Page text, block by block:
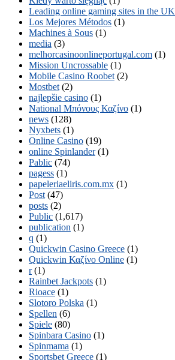
Leading online gaming sites in the UK
Los Mejores Métodos (1)
Machines à Sous (1)
media (3)
melhorcasinoonlineportugal.com (1)
Mission Uncrossable (1)
Mobile Casino Roobet (2)
Mostbet (2)
najlepšie casino (1)
National Μπόνους Καζίνο (1)
news (128)
Nyxbets (1)
Online Casino (19)
online Spinlander (1)
Pablic (74)
pagess (1)
papeleriaeliris.com.mx (1)
Post (47)
posts (2)
Public (1,617)
publication (1)
q (1)
Quickwin Casino Greece (1)
Quickwin Καζίνο Online (1)
r (1)
Rainbet Jackpots (1)
Rioace (1)
Slotoro Polska (1)
Spellen (6)
Spiele (80)
Spinbara Casino (1)
Spinmama (1)
Sportsbet Greece (1)